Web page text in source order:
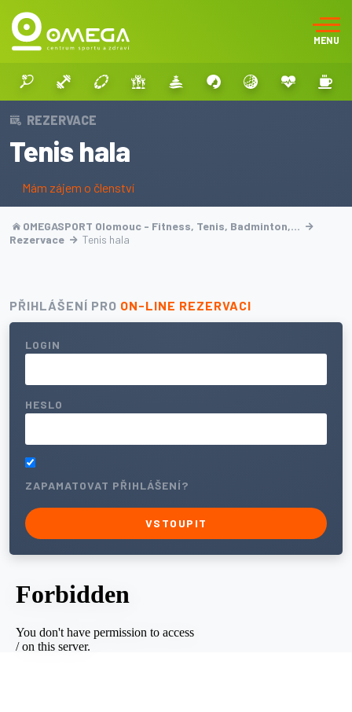
MENU
REZERVACE
Tenis hala
Mám zájem o členství
OMEGASPORT Olomouc - Fitness, Tenis, Badminton,…
Rezervace
Tenis hala
PŘIHLÁŠENÍ PRO ON-LINE REZERVACI
LOGIN
HESLO
ZAPAMATOVAT PŘIHLÁŠENÍ?
VSTOUPIT